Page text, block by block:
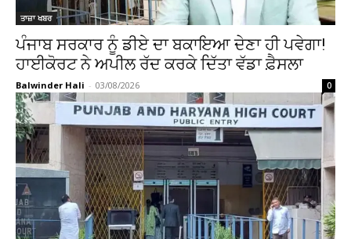
ਤਾਜ਼ਾ ਖਬਰ
ਪੰਜਾਬ ਸਰਕਾਰ ਨੂੰ ਡੀਏ ਦਾ ਬਕਾਇਆ ਦੇਣਾ ਹੀ ਪਵੇਗਾ!
ਹਾਈਕੋਰਟ ਨੇ ਅਪੀਲ ਰੱਦ ਕਰਕੇ ਦਿੱਤਾ ਵੱਡਾ ਫ਼ੈਸਲਾ
Balwinder Hali - 03/08/2026 0